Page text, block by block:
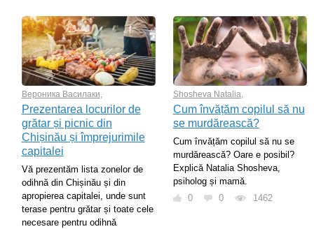
Вероника Василаки,
Prezentarea locurilor de
grătar și picnic din
Chișinău și împrejurimile
capitalei
Vă prezentăm lista zonelor de
odihnă din Chișinău și din
apropierea capitalei, unde sunt
terase pentru grătar și toate cele
necesare pentru odihnă
Shosheva Natalia,
Cum învățăm copilul să nu
se murdărească?
Cum învățăm copilul să nu se
murdărească? Oare e posibil?
Explică Natalia Shosheva,
psiholog și mamă.
0
0 1462